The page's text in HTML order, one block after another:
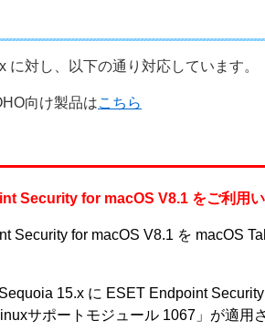
に対し、以下の通り対応しています。
向け製品はこちら
Security for macOS V8.1 をご利用
Security for macOS V8.1 を macOS
15.x に ESET Endpoint
サポートモジュール 1067」が適